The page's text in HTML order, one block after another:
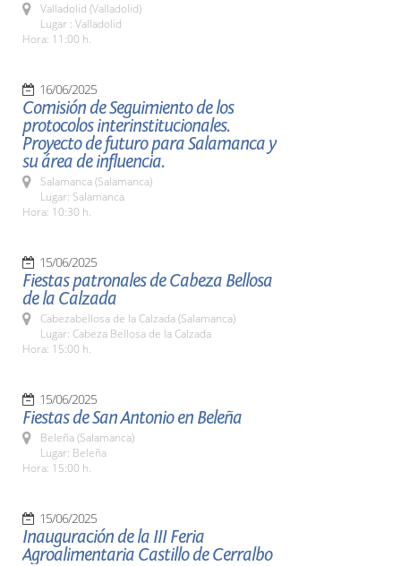
Valladolid (Valladolid)
Lugar : Valladolid
Hora: 11:00 h.
16/06/2025
Comisión de Seguimiento de los
protocolos interinstitucionales.
Proyecto de futuro para Salamanca y
su área de influencia.
Salamanca (Salamanca)
Lugar: Salamanca
Hora: 10:30 h.
15/06/2025
Fiestas patronales de Cabeza Bellosa
de la Calzada
Cabezabellosa de la Calzada (Salamanca)
Lugar: Cabeza Bellosa de la Calzada
Hora: 15:00 h.
15/06/2025
Fiestas de San Antonio en Beleña
Beleña (Salamanca)
Lugar: Beleña
Hora: 15:00 h.
15/06/2025
Inauguración de la III Feria
Agroalimentaria Castillo de Cerralbo